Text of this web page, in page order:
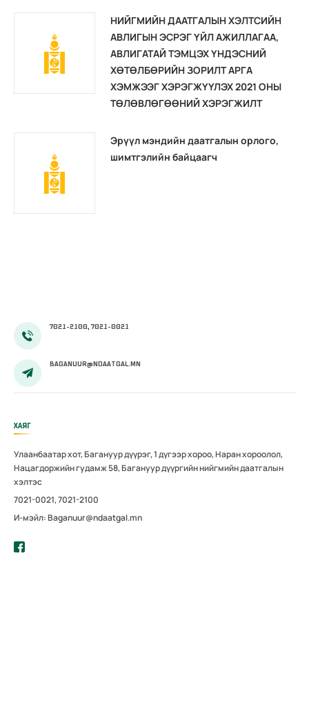
НИЙГМИЙН ДААТГАЛЫН ХЭЛТСИЙН
АВЛИГЫН ЭСРЭГ ҮЙЛ АЖИЛЛАГАА,
АВЛИГАТАЙ ТЭМЦЭХ ҮНДЭСНИЙ
ХӨТӨЛБӨРИЙН ЗОРИЛТ АРГА
ХЭМЖЭЭГ ХЭРЭГЖҮҮЛЭХ 2021 ОНЫ
ТӨЛӨВЛӨГӨӨНИЙ ХЭРЭГЖИЛТ
Эрүүл мэндийн даатгалын орлого,
шимтгэлийн байцаагч
7021-2100, 7021-0021
BAGANUUR@NDAATGAL.MN
ХАЯГ
Улаанбаатар хот, Багануур дүүрэг, 1 дүгээр хороо, Наран хороолол,
Нацагдоржийн гудамж 58, Багануур дүүргийн нийгмийн даатгалын
хэлтэс
7021-0021, 7021-2100
И-мэйл: Baganuur@ndaatgal.mn